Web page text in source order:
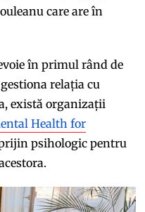
care are în
în primul rând de
relația cu
există organizații
Health for
psihologic pentru